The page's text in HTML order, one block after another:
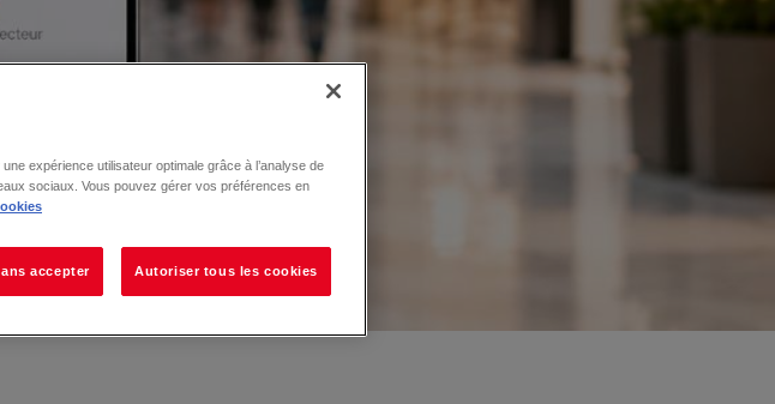
expérience utilisateur optimale grâce à l’analyse de
sociaux. Vous pouvez gérer vos préférences en
accepter Autoriser tous les cookies